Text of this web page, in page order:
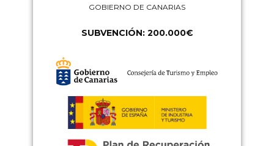
GOBIERNO DE CANARIAS
SUBVENCIÓN: 200.000€